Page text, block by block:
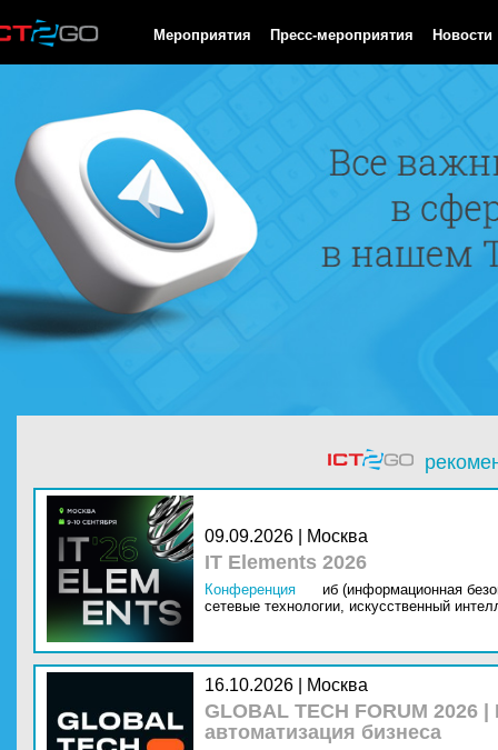
Мероприятия Пресс-мероприятия Новости
09.09.2026 | Москва
IT Elements 2026
Конференция
иб (информационная
сетевые технологии, искусственный
16.10.2026 | Москва
GLOBAL TECH FORUM
автоматизация бизнеса